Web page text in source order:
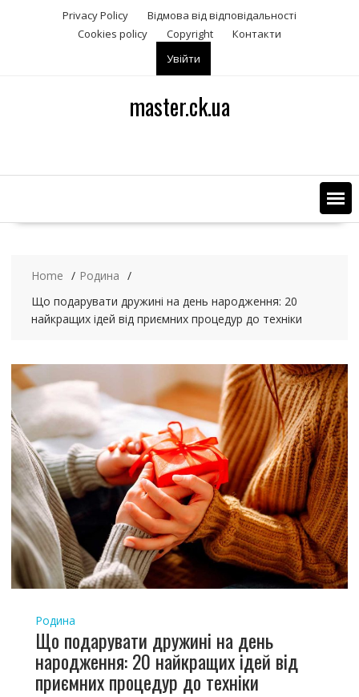
t
Privacy Policy
Відмова від відповідальності
Сookies policy
Copyright
Контакти
Увійти
master.ck.ua
Home
Родина
Що подарувати дружині на день народження: 20
найкращих ідей від приємних процедур до техніки
Родина
Що подарувати дружині на день
народження: 20 найкращих ідей від
приємних процедур до техніки